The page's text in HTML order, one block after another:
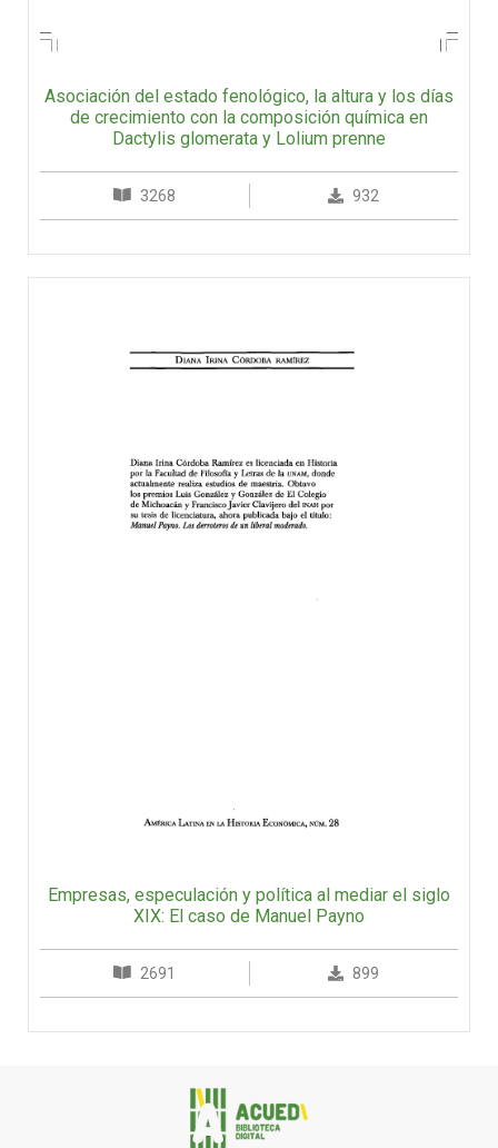
Asociación del estado fenológico, la altura y los días
de crecimiento con la composición química en
Dactylis glomerata y Lolium prenne
3268 932
Empresas, especulación y política al mediar el siglo
XIX: El caso de Manuel Payno
2691 899